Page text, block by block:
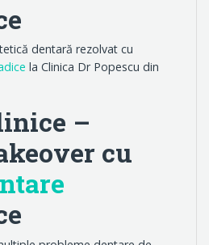
dentară rezolvat cu
la Clinica Dr Popescu din
–
cu